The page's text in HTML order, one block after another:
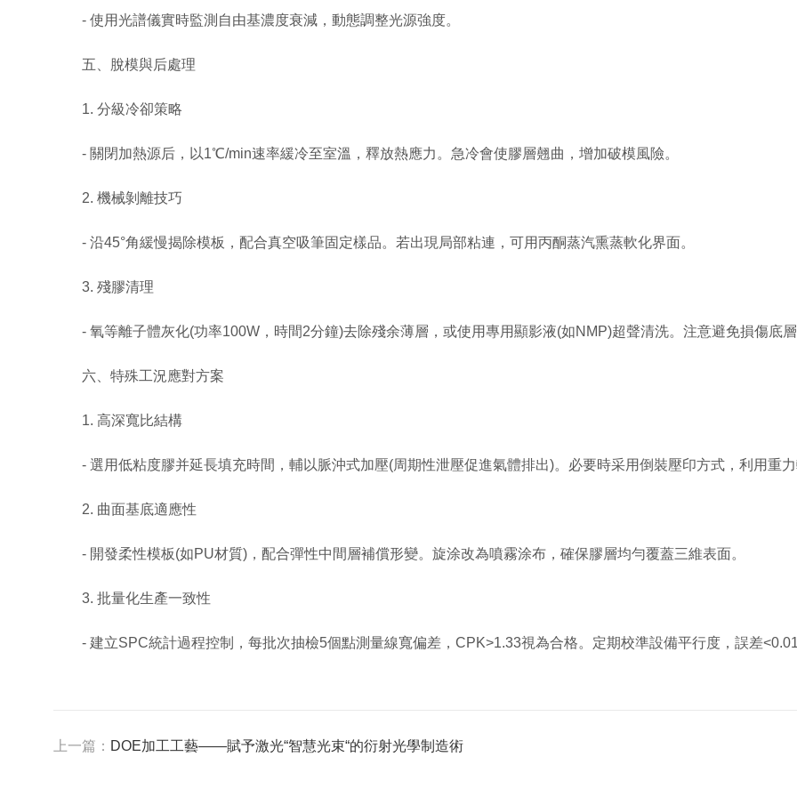
- 使用光譜儀實時監測自由基濃度衰減，動態調整光源強度。
五、脫模與后處理
1. 分級冷卻策略
- 關閉加熱源后，以1℃/min速率緩冷至室溫，釋放熱應力。急冷會使膠層翹曲，增加破模風險。
2. 機械剝離技巧
- 沿45°角緩慢揭除模板，配合真空吸筆固定樣品。若出現局部粘連，可用丙酮蒸汽熏蒸軟化界面。
3. 殘膠清理
- 氧等離子體灰化(功率100W，時間2分鐘)去除殘余薄層，或使用專用顯影液(如NMP)超聲清洗。注意避免損傷底
六、特殊工況應對方案
1. 高深寬比結構
- 選用低粘度膠并延長填充時間，輔以脈沖式加壓(周期性泄壓促進氣體排出)。必要時采用倒裝壓印方式，利用重
2. 曲面基底適應性
- 開發柔性模板(如PU材質)，配合彈性中間層補償形變。旋涂改為噴霧涂布，確保膠層均勻覆蓋三維表面。
3. 批量化生產一致性
- 建立SPC統計過程控制，每批次抽檢5個點測量線寬偏差，CPK>1.33視為合格。定期校準設備平行度，誤差
上一篇： DOE加工工藝——賦予激光“智慧光束“的衍射光學制造術